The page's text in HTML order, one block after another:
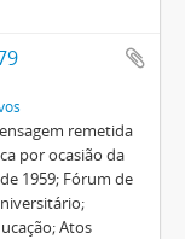
remetida
por ocasião da
1959; Fórum de
Atos